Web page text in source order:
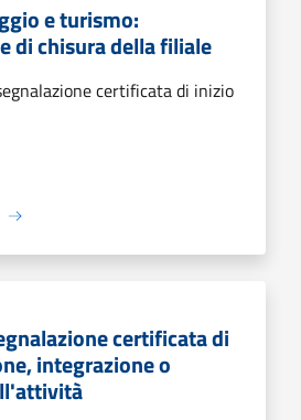
e turismo:
di chisura della filiale
certificata di inizio
certificata di
integrazione o